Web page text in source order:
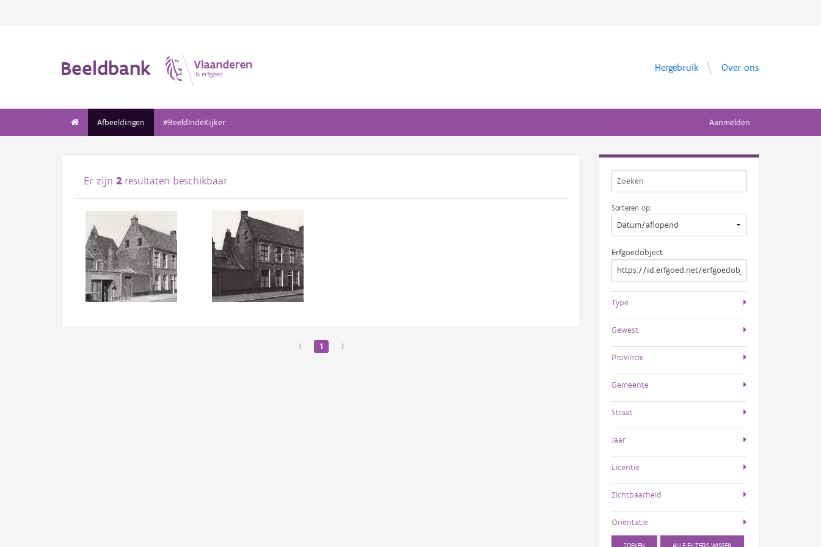
Beeldbank Hergebruik Over ons
Afbeeldingen #BeeldIndeKijker Aanmelden
Er zijn 2 resultaten beschikbaar.
‹ 1 ›
Sorteren op:
Erfgoedobject
Type
Gewest
Provincie
Gemeente
Straat
Jaar
Licentie
Zichtbaarheid
Oriëntatie